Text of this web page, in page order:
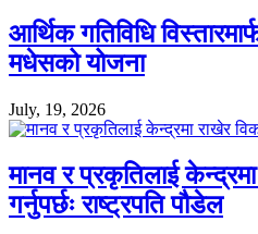
आर्थिक गतिविधि
मधेसको योजना
July, 19, 2026
मानव र प्रकृतिलाई केन्द्रमा
गर्नुपर्छः राष्ट्रपति पौडेल